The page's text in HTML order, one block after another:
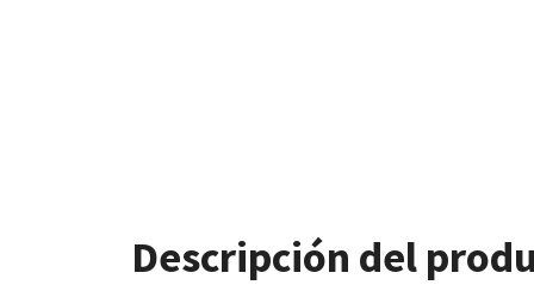
Descripción del